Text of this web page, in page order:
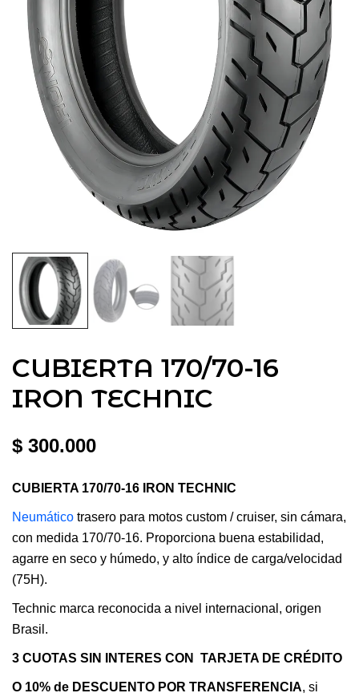
CUBIERTA 170/70-16
IRON TECHNIC
$ 300.000
CUBIERTA 170/70-16 IRON TECHNIC
Neumático trasero para motos custom / cruiser, sin cámara,
con medida 170/70-16. Proporciona buena estabilidad,
agarre en seco y húmedo, y alto índice de carga/velocidad
(75H).
Technic marca reconocida a nivel internacional, origen
Brasil.
3 CUOTAS SIN INTERES CON TARJETA DE CRÉDITO
O 10% de DESCUENTO POR TRANSFERENCIA, si